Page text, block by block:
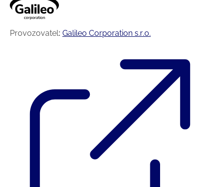
Provozovatel: Galileo Corporation s.r.o.